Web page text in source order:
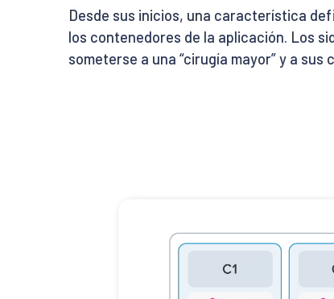
Desde sus inicios, una característica
los contenedores de la aplicación. Los
someterse a una “cirugía mayor” y a sus